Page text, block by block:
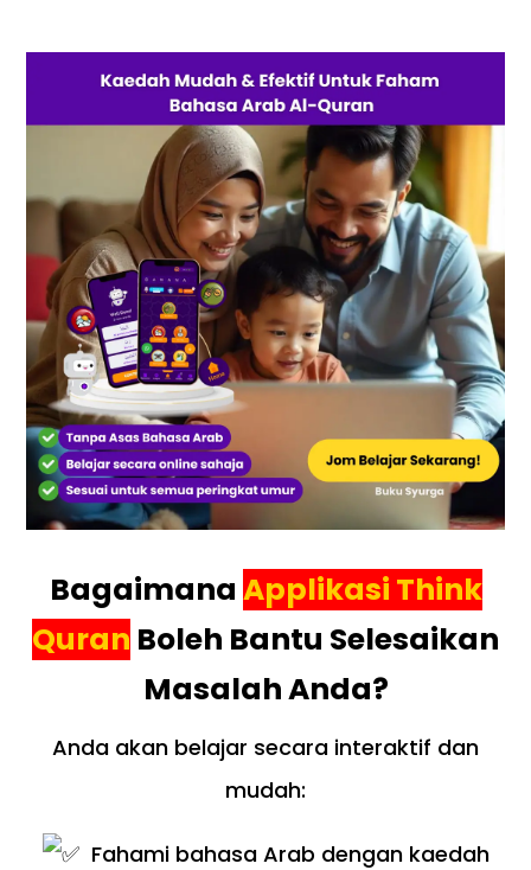
Bagaimana Applikasi Think
Quran Boleh Bantu Selesaikan
Masalah Anda?
Anda akan belajar secara interaktif dan
mudah:
Fahami bahasa Arab dengan kaedah